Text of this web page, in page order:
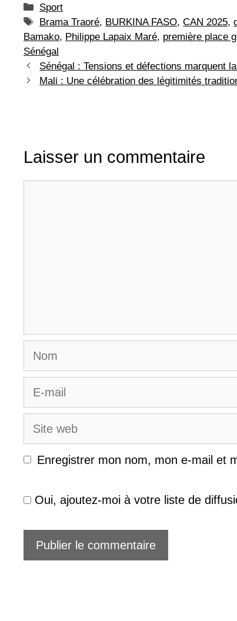
Catégories
Sport
Étiquettes
Brama Traoré, BURKINA FASO,CAN 2025,
Bamako, Philippe Lapaix Maré, première place
Sénégal
Sénégal : Tensions et défections marquent
Mali : Une célébration des légitimités
Laisser un commentaire
Nom
E-
mail
Site
web
Enregistrer mon nom, mon e-mail et
Oui, ajoutez-moi à votre liste de